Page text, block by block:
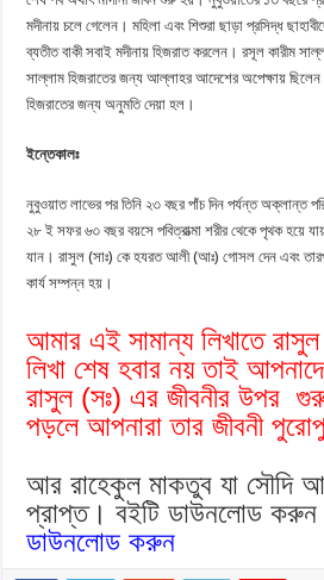
মদীনায় চলে গেলেন। মহিলা এবং শিশুরা ছাড়া প্রসিদ্ধ
ব্যতীত বাকী সবাই মদীনায় হিজরাত করলেন। রসূল কারীম
সাল্লাম হিজরাতের জন্য আল্লাহর আদেশের অপেক্ষায়
হিজরাতের জন্য অনুমতি দেয়া হল।
ইন্তেকালঃ
নুবুওয়াত লাভের পর তিনি ২৩ বছর পাঁচ দিন পর্যন্ত অক্লান্ত
২৮ ই সফর ৬৩ বছর বয়সে পবিত্রাত্মা শরীর থেকে পৃথক হয়ে যায়
যান। রাসুল (সাঃ) কে হযরত আলী (আঃ) গোসল দেন এবং
কার্য সম্পন্ন হয়।
আমার এই সামান্য লিখাতে
লিখা শেষ হবার নয় তাই
রাসুল (সঃ) এর জীবনীর উপর
পড়লে আপনারা তার জীবনী
আর রাহেকুল মাকতুব যা সৌদি
প্রাপ্ত। বইটি ডাউনলোড করুন
ডাউনলোড করুন